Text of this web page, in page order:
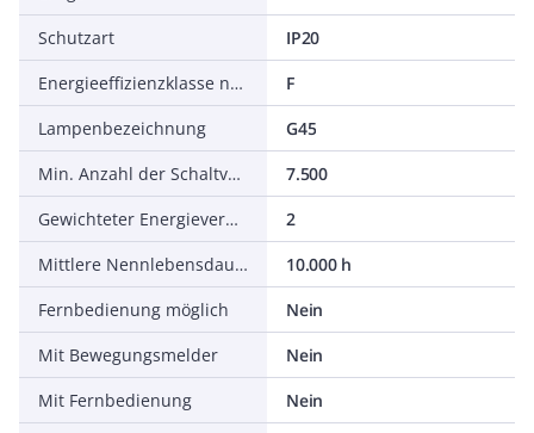
Schutzart
IP20
Energieeffizienzklasse nach EU-Richtlinie 2019/2015
F
Lampenbezeichnung
G45
Min. Anzahl der Schaltvorgänge
7.500
Gewichteter Energieverbrauch in 1.000 Stunden
2
Mittlere Nennlebensdauer
10.000 h
Fernbedienung möglich
Nein
Mit Bewegungsmelder
Nein
Mit Fernbedienung
Nein